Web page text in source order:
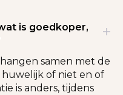
is goedkoper,
samen met de
huwelijk of niet en of
is anders, tijdens